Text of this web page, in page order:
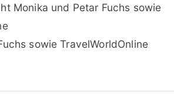
Monika und Petar Fuchs sowie
sowie TravelWorldOnline